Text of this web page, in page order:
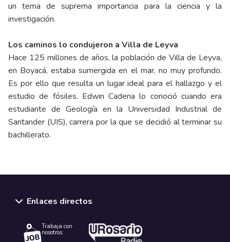
un tema de suprema importancia para la ciencia y la
investigación.
Los caminos lo condujeron a Villa de Leyva
Hace 125 millones de años, la población de Villa de Leyva,
en Boyacá, estaba sumergida en el mar, no muy profundo.
Es por ello que resulta un lugar ideal para el hallazgo y el
estudio de fósiles. Edwin Cadena lo conoció cuando era
estudiante de Geología en la Universidad Industrial de
Santander (UIS), carrera por la que se decidió al terminar su
bachillerato.
Enlaces directos
Trabaja con
nosotros.